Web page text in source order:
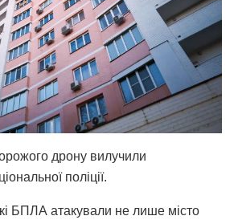
дрону вилучили
поліції.
БПЛА атакували не лише місто